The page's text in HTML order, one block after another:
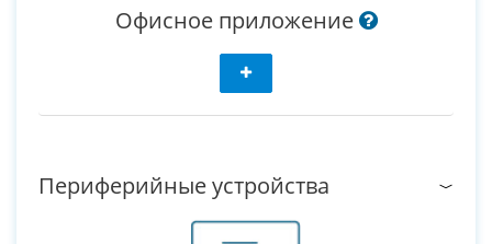
Офисное приложение
Периферийные устройства